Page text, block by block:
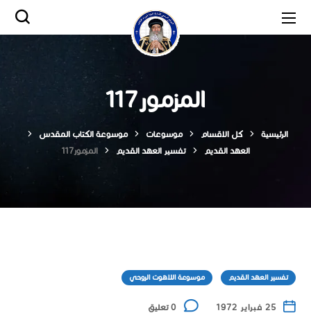
المزمور117
الرئيسية كل الاقسام موسوعات
موسوعة الكتاب المقدس
العهد القديم
تفسير العهد القديم المزمور117
تفسير العهد القديم موسوعة اللاهوت الروحي
25 فبراير 1972 0 تعليق